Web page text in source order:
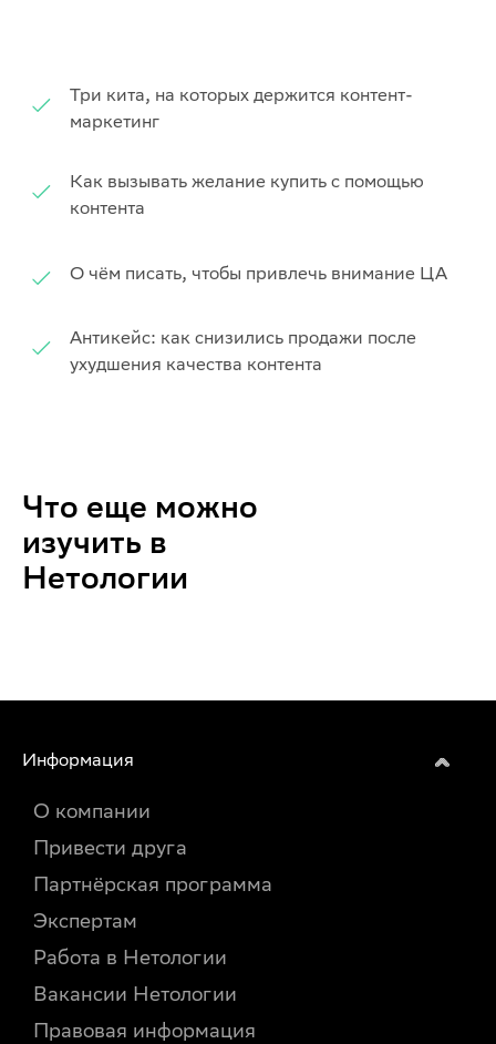
Три кита, на которых держится контент-
маркетинг
Как вызывать желание купить с помощью
контента
О чём писать, чтобы привлечь внимание ЦА
Антикейс: как снизились продажи после
ухудшения качества контента
Что еще можно
изучить в
Нетологии
Информация
О компании
Привести друга
Партнёрская программа
Экспертам
Работа в Нетологии
Вакансии Нетологии
Правовая информация